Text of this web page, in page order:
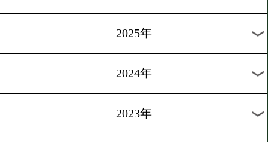
過去のニュース
2026年
2025年